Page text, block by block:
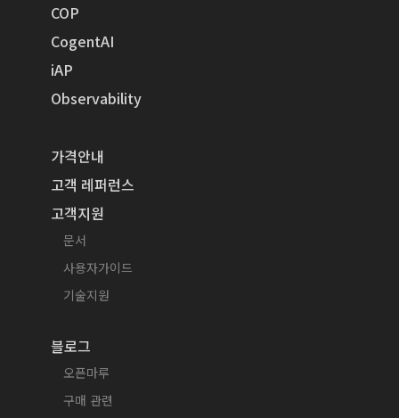
COP
CogentAI
iAP
Observability
가격안내
고객 레퍼런스
고객지원
문서
사용자가이드
기술지원
블로그
오픈마루
구매 관련